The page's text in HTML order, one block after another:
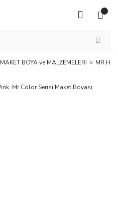
MAKET BOYA ve MALZEMELERİ